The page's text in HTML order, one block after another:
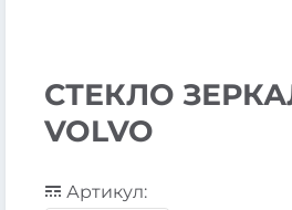
СТЕКЛО
VOLVO
Артикул: